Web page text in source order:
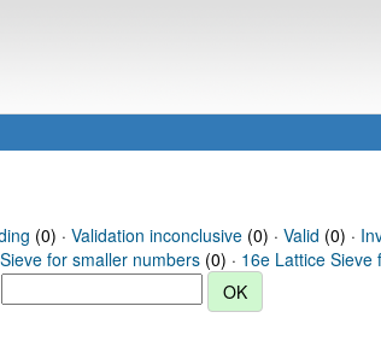
(0) · Validation inconclusive(0) · Valid (0) ·
for smaller numbers (0) · 16e Lattice Sieve